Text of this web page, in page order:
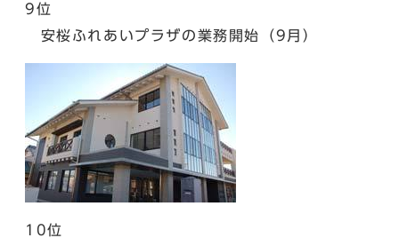
9位
安桜ふれあいプラザの業務開始（9月）
10位